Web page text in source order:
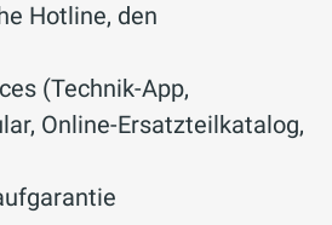
Hotline, den
(Technik-App,
Online-Ersatzteilkatalog,